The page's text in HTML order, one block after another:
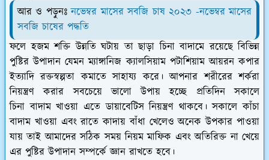
আর ও পড়ুনঃনভেম্বর মাসের সবজি চাষ ২০২৩ -নভেম্বর মাসের
সবজি চাষের পদ্ধতি
ফলে হজম শক্তি উন্নতি ঘটায় তা ছাড়া চিনা বাদামে রয়েছে বিভিন্ন
পুষ্টির উপাদান যেমন ম্যাঙ্গানিজ ক্যালসিয়াম পটাশিয়াম আয়রন কপার
ইত্যাদি রক্তস্বল্পতা কমাতে সাহায্য করে। আপনার শরীরের শর্করা
নিয়ন্ত্রণ করার সবচেয়ে ভালো উপায় হচ্ছে প্রতিদিন সকালে
চিনা বাদাম খাওয়া এতে ডায়াবেটিস নিয়ন্ত্রণ থাকবে। সকালে কাঁচা
বাদাম খাওয়া এবং রাতে কাদায় বাঁধা খেলেও অনেক উপকার পাওয়া
যায় তাই আমাদের সঠিক সময় নিয়ম মাফিক এবং অতিরিক্ত না খেয়ে
এর পুষ্টির উপাদান সম্পর্কে জ্ঞান রাখতে হবে।